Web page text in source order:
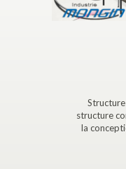
structure
la